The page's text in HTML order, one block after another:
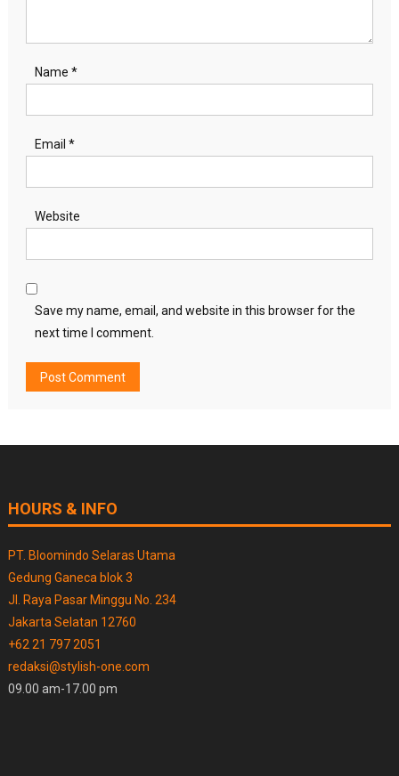
Name *
Email *
Website
Save my name, email, and website in this browser for the
next time I comment.
HOURS & INFO
PT. Bloomindo Selaras Utama
Gedung Ganeca blok 3
Jl. Raya Pasar Minggu No. 234
Jakarta Selatan 12760
+62 21 797 2051
redaksi@stylish-one.com
09.00 am-17.00 pm